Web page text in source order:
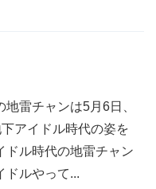
雷チャンは5月6日、
アイドル時代の姿を
ドル時代の地雷チャン
ドルやって...